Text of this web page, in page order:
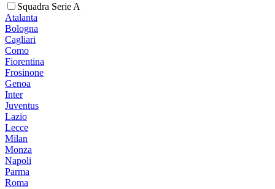
Squadra Serie A
Atalanta
Bologna
Cagliari
Como
Fiorentina
Frosinone
Genoa
Inter
Juventus
Lazio
Lecce
Milan
Monza
Napoli
Parma
Roma